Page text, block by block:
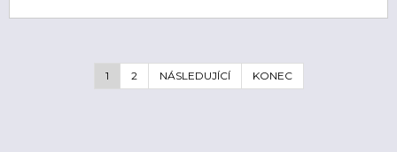
1 2 NÁSLEDUJÍCÍ KONEC